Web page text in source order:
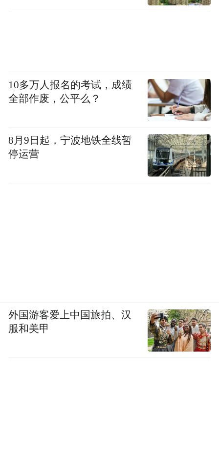
10多万人报名的考试，成绩
全部作废，公平么？
8月9日起，宁波地铁全线暂
停运营
外国游客爱上中国旅拍、汉
服和美甲